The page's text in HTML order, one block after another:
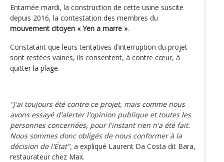
Entamée mardi, la construction de cette usine suscite
depuis 2016, la contestation des membres du
mouvement citoyen « Yen a marre ».
Constatant que leurs tentatives d’interruption du projet
sont restées vaines, ils consentent, à contre cœur, à
quitter la plage.
"J'ai toujours été contre ce projet, mais comme nous
avons essayé d'alerter l'opinion publique et toutes les
personnes concernées, pour l'instant rien n'a été fait.
Nous sommes donc obligés de nous conformer à la
décision de l'État", a expliqué Laurent Da Costa dit Bara,
restaurateur chez Max.